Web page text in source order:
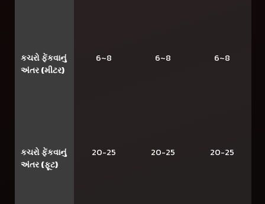
કચરો ફેંકવાનું
અંતર (મીટર)
કચરો ફેંકવાનું
અંતર (ફૂટ)
6~8
20-25
6~8
20-25
6~8
20-25